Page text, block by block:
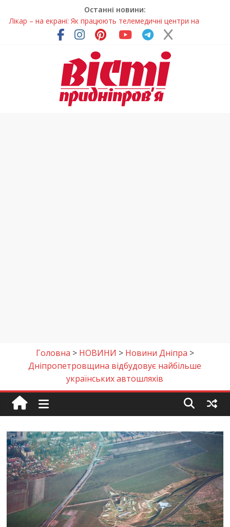
Останні новини:
Лікар – на екрані: Як працюють телемедичні центри на
Дніпропетровщині
У Дніпрі триває масштабна підготовка до опалювального
Пошуки тривають: на Дніпропетровщині досліджують місце
розташування легендарного монастиря (Фото)
Ветерани Дніпропетровщини отримують шанс на власне
Головна > НОВИНИ > Новини Дніпра >
Дніпропетровщина відбудовує найбільше
українських автошляхів